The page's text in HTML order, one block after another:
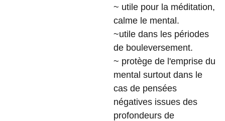
~ utile pour la méditation,
calme le mental.
~utile dans les périodes
de bouleversement.
~ protège de l'emprise du
mental surtout dans le
cas de pensées
négatives issues des
profondeurs de